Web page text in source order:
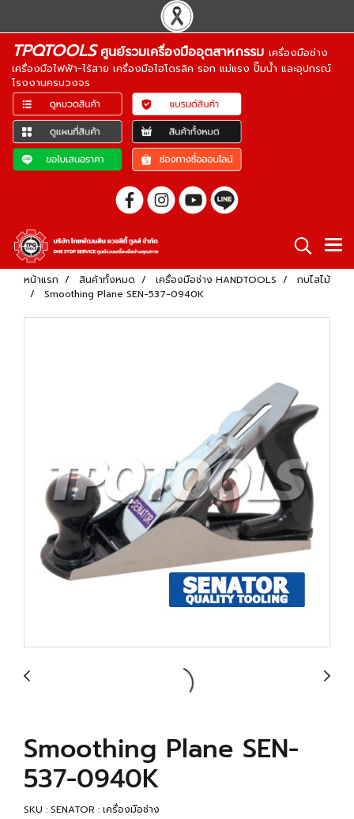
TPQTOOLSศูนย์รวมเครื่องมืออุตสาหกรรม เครื่องมือช่าง
เครื่องมือไฟฟ้า-ไร้สาย เครื่องมือไฮโดรลิค รอก แม่แรง ปั๊มน้ำ และอุปกรณ์
โรงงานครบวงจร
หน้าแรก สินค้าทั้งหมด เครื่องมือช่าง HANDTOOLS
กบไสไม้
Smoothing Plane SEN-537-0940K
Smoothing Plane SEN-
537-0940K
SKU : SENATOR : เครื่องมือช่าง